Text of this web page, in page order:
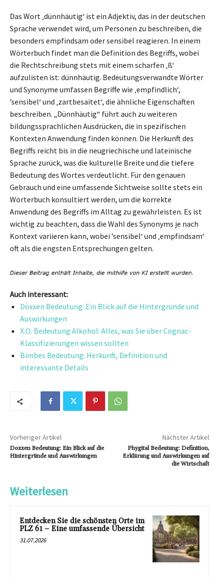
Das Wort ‚dünnhäutig‘ ist ein Adjektiv, das in der deutschen
Sprache verwendet wird, um Personen zu beschreiben, die
besonders empfindsam oder sensibel reagieren. In einem
Wörterbuch findet man die Definition des Begriffs, wobei
die Rechtschreibung stets mit einem scharfen ‚ß‘
aufzulisten ist: dünnhäutig. Bedeutungsverwandte Wörter
und Synonyme umfassen Begriffe wie ‚empfindlich‘,
’sensibel‘ und ‚zartbesaitet‘, die ähnliche Eigenschaften
beschreiben. „Dünnhäutig“ führt auch zu weiteren
bildungssprachlichen Ausdrücken, die in spezifischen
Kontexten Anwendung finden können. Die Herkunft des
Begriffs reicht bis in die neugriechische und lateinische
Sprache zurück, was die kulturelle Breite und die tiefere
Bedeutung des Wortes verdeutlicht. Für den genauen
Gebrauch und eine umfassende Sichtweise sollte stets ein
Wörterbuch konsultiert werden, um die korrekte
Anwendung des Begriffs im Alltag zu gewährleisten. Es ist
wichtig zu beachten, dass die Wahl des Synonyms je nach
Kontext variieren kann, wobei ’sensibel‘ und ‚empfindsam‘
oft als die engsten Entsprechungen gelten.
Auch interessant:
Doxxen Bedeutung: Ein Blick auf die Hintergründe und
Auswirkungen
X.O. Bedeutung Alkohol: Alles, was Sie über Cognac-
Klassifizierungen wissen sollten
Bimbes Bedeutung: Herkunft, Definition und
interessante Details
Vorheriger Artikel
Doxxen Bedeutung: Ein Blick auf die
Hintergründe und Auswirkungen
Nächster Artikel
Phygital Bedeutung: Definition,
Erklärung und Auswirkungen auf
die Wirtschaft
Weiterlesen
Entdecken Sie die schönsten Orte im
PLZ 61 – Eine umfassende Übersicht
31.07.2026